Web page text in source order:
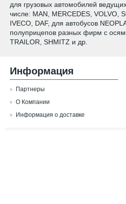
для грузовых автомобилей
числе: MAN, MERCEDES, VOLVO,
IVECO, DAF, для автобусов
полуприцепов разных фирм с
TRAILOR, SHMITZ и др.
Информация
Партнеры
О Компании
Информация о доставке